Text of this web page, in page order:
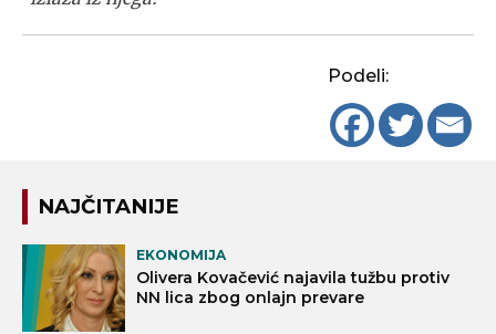
Podeli:
NAJČITANIJE
EKONOMIJA
Olivera Kovačević najavila tužbu protiv
NN lica zbog onlajn prevare